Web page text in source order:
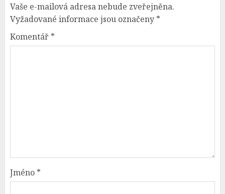
Vaše e-mailová adresa nebude zveřejněna.
Vyžadované informace jsou označeny *
Komentář *
Jméno *